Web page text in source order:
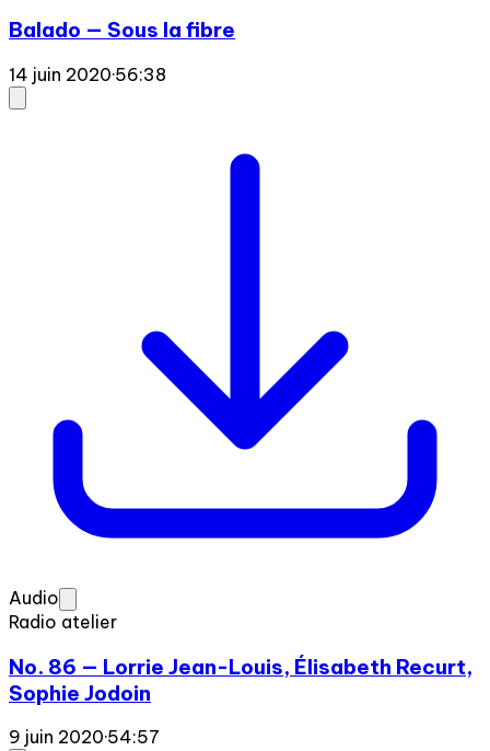
Balado — Sous la fibre
14 juin 2020·56:38
Audio
Radio atelier
No. 86 — Lorrie Jean-Louis, Élisabeth Recurt,
Sophie Jodoin
9 juin 2020·54:57